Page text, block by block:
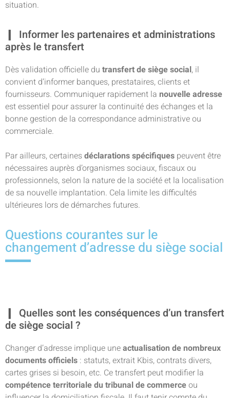
situation.
Informer les partenaires et administrations
après le transfert
Dès validation officielle du transfert de siège social, il
convient d’informer banques, prestataires, clients et
fournisseurs. Communiquer rapidement la nouvelle adresse
est essentiel pour assurer la continuité des échanges et la
bonne gestion de la correspondance administrative ou
commerciale.
Par ailleurs, certainesdéclarations spécifiques peuvent être
nécessaires auprès d’organismes sociaux, fiscaux ou
professionnels, selon la nature de la société et la localisation
de sa nouvelle implantation. Cela limite les difficultés
ultérieures lors de démarches futures.
Questions courantes sur le
changement d’adresse du siège social
Quelles sont les conséquences d’un transfert
de siège social ?
Changer d’adresse implique uneactualisation de nombreux
documents officiels : statuts, extrait Kbis, contrats divers,
cartes grises si besoin, etc. Ce transfert peut modifier la
compétence territoriale du tribunal de commerceou